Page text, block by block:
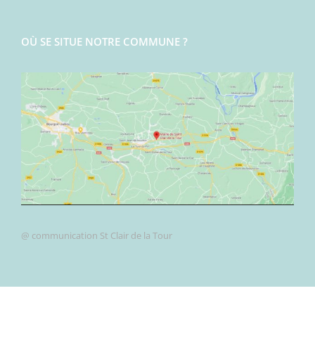
OÙ SE SITUE NOTRE COMMUNE ?
@ communication St Clair de la Tour